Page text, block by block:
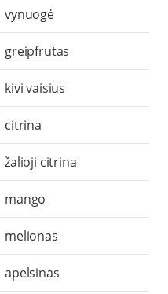
vynuogė
greipfrutas
kivi vaisius
citrina
žalioji citrina
mango
melionas
apelsinas